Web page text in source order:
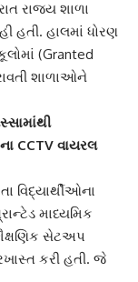
રાજ્ય શાળા
હતી. હાલમાં ધોરણ
માં (Granted
શાળાઓને
CCTV વાયરલ
વિદ્યાર્થીઓના
માધ્યમિક
સેટઅપ
કરી હતી. જે